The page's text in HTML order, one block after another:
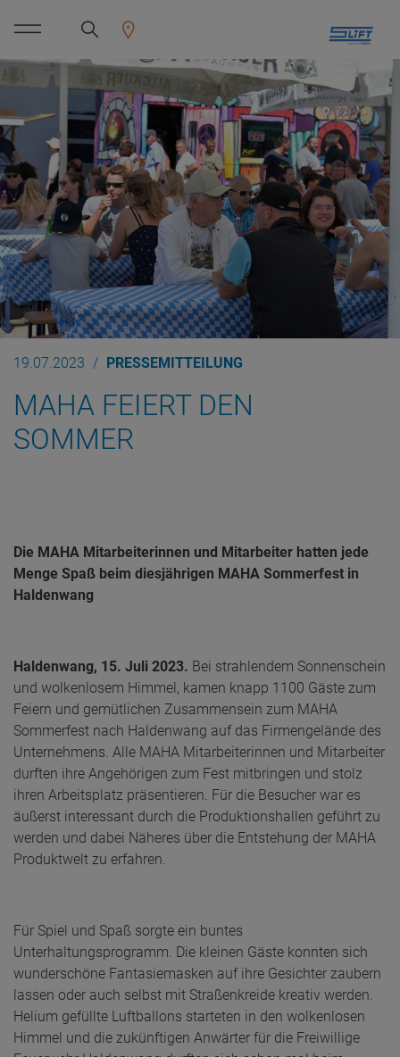
19.07.2023 PRESSEMITTEILUNG
MAHA FEIERT DEN
SOMMER
Die MAHA Mitarbeiterinnen und Mitarbeiter hatten jede
Menge Spaß beim diesjährigen MAHA Sommerfest in
Haldenwang
Haldenwang, 15. Juli 2023. Bei strahlendem Sonnenschein
und wolkenlosem Himmel, kamen knapp 1100 Gäste zum
Feiern und gemütlichen Zusammensein zum MAHA
Sommerfest nach Haldenwang auf das Firmengelände des
Unternehmens. Alle MAHA Mitarbeiterinnen und Mitarbeiter
durften ihre Angehörigen zum Fest mitbringen und stolz
ihren Arbeitsplatz präsentieren. Für die Besucher war es
äußerst interessant durch die Produktionshallen geführt zu
werden und dabei Näheres über die Entstehung der MAHA
Produktwelt zu erfahren.
Für Spiel und Spaß sorgte ein buntes
Unterhaltungsprogramm. Die kleinen Gäste konnten sich
wunderschöne Fantasiemasken auf ihre Gesichter zaubern
lassen oder auch selbst mit Straßenkreide kreativ werden.
Helium gefüllte Luftballons starteten in den wolkenlosen
Himmel und die zukünftigen Anwärter für die Freiwillige